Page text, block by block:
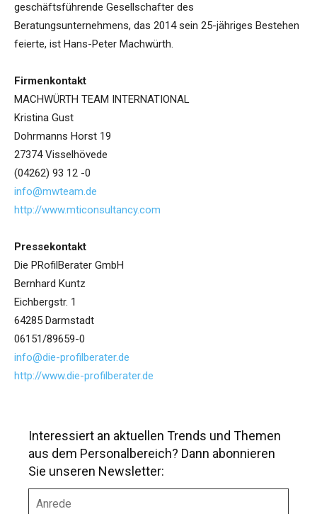
geschäftsführende Gesellschafter des
Beratungsunternehmens, das 2014 sein 25-jähriges Bestehen
feierte, ist Hans-Peter Machwürth.
Firmenkontakt
MACHWÜRTH TEAM INTERNATIONAL
Kristina Gust
Dohrmanns Horst 19
27374 Visselhövede
(04262) 93 12 -0
info@mwteam.de
http://www.mticonsultancy.com
Pressekontakt
Die PRofilBerater GmbH
Bernhard Kuntz
Eichbergstr. 1
64285 Darmstadt
06151/89659-0
info@die-profilberater.de
http://www.die-profilberater.de
Interessiert an aktuellen Trends und Themen
aus dem Personalbereich? Dann abonnieren
Sie unseren Newsletter: